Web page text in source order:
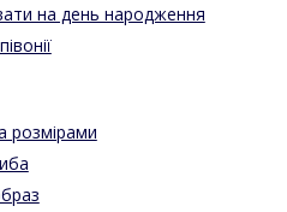
на день народження
розмірами